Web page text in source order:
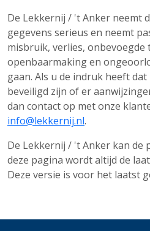
De Lekkernij / 't Anker neemt
gegevens serieus en neemt
misbruik, verlies,
openbaarmaking en
gaan. Als u de indruk heeft
beveiligd zijn of er
dan contact op met onze
info@lekkernij.nl.
De Lekkernij / 't Anker kan de
deze pagina wordt altijd de
Deze versie is voor het laatst